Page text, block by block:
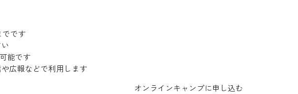
でです
能です
広報などで利用します
オンラインキャンプに申し込む